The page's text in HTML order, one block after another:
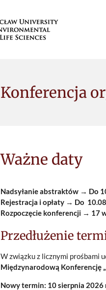
Konferencja
Ważne daty
Nadsyłanie abstraktów → Do
Rejestracja i opłaty → Do
Rozpoczęcie konferencji → 17
Przedłużenie
W związku z licznymi prośbami
Międzynarodową Konferencję
Nowy termin: 10 sierpnia 2026